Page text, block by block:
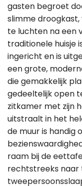
gasten begroet
slimme
te luchten na een
traditionele huisje
ingericht en is
een grote,
die gemakkelijk
gedeeltelijk open
zitkamer met zijn
uitstraalt in het
de muur is handig
raam bij de
rechtstreeks naar